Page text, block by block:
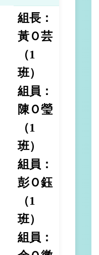
組長：
黃Ｏ芸
（1
班）
組員：
陳Ｏ瑩
（1
班）
組員：
彭Ｏ鈺
（1
班）
組員：